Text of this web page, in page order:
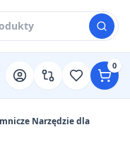
0
Narzędzie dla